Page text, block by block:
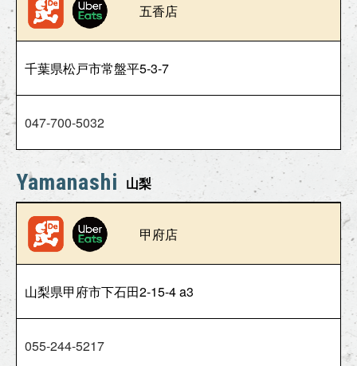
五香店
千葉県松戸市常盤平5-3-7
047-700-5032
Yamanashi 山梨
甲府店
山梨県甲府市下石田2-15-4 a3
055-244-5217